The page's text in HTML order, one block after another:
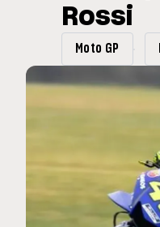
club spécial dans
Rossi
Moto GP